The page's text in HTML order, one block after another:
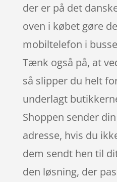
der er på det
oven i købet gøre
mobiltelefon i
Tænk også på, at
så slipper du helt
underlagt
Shoppen sender
adresse, hvis du
dem sendt hen til
den løsning, der